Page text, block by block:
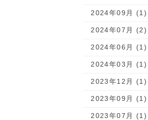
2024年09月 (1)
2024年07月 (2)
2024年06月 (1)
2024年03月 (1)
2023年12月 (1)
2023年09月 (1)
2023年07月 (1)